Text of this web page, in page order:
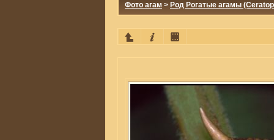
Фото агам > Род Рогатые агамы